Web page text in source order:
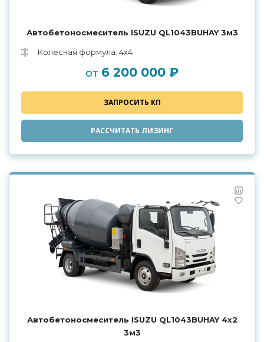
Автобетоносмеситель ISUZU QL1043BUHAY 3м3
Колесная формула: 4х4
от 6 200 000 ₽
ЗАПРОСИТЬ КП
РАССЧИТАТЬ ЛИЗИНГ
Автобетоносмеситель ISUZU QL1043BUHAY 4х2
3м3